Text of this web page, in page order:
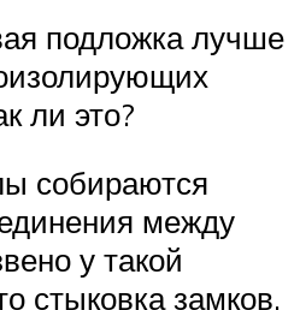
подложка лучше
ли это?
собираются
между
у такой
стыковка замков.